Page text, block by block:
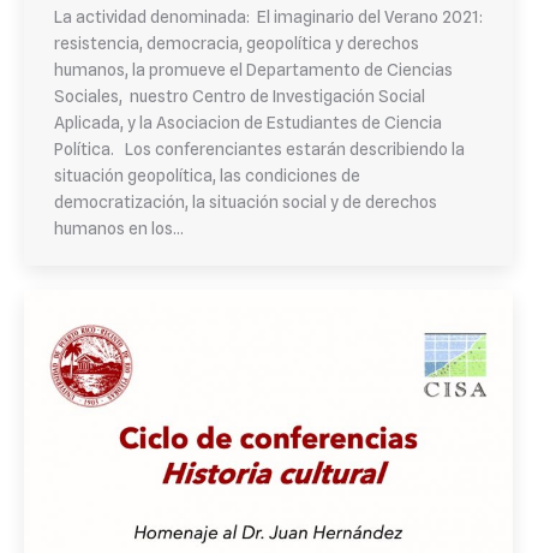
La actividad denominada: El imaginario del Verano 2021:
resistencia, democracia, geopolítica y derechos
humanos, la promueve el Departamento de Ciencias
Sociales, nuestro Centro de Investigación Social
Aplicada, y la Asociacion de Estudiantes de Ciencia
Política. Los conferenciantes estarán describiendo la
situación geopolítica, las condiciones de
democratización, la situación social y de derechos
humanos en los…